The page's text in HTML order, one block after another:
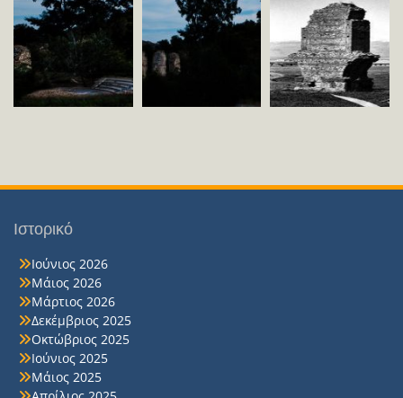
Ιστορικό
Ιούνιος 2026
Μάιος 2026
Μάρτιος 2026
Δεκέμβριος 2025
Οκτώβριος 2025
Ιούνιος 2025
Μάιος 2025